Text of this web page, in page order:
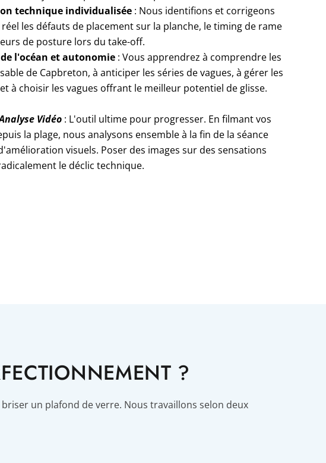
technique individualisée: Nous identifions et corrigeons
les défauts de placement sur la planche, le timing de rame
de posture lors du take-off.
l'océan et autonomie: Vous apprendrez à comprendre les
de Capbreton, à anticiper les séries de vagues, à gérer les
à choisir les vagues offrant le meilleur potentiel de glisse.
Vidéo: L'outil ultime pour progresser. En filmant vos
la plage, nous analysons ensemble à la fin de la séance
visuels. Poser des images sur des sensations
le déclic technique.
?
un plafond de verre. Nous travaillons selon deux